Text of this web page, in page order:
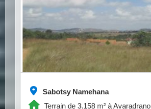
Sabotsy Namehana
Terrain de 3.158 m² à Avaradrano